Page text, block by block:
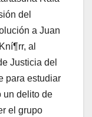
del
a Juan
al
Justicia del
para estudiar
un delito de
el grupo